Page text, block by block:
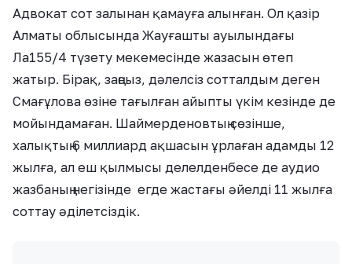
Адвокат сот залынан қамауға алынған. Ол қазір
Алматы облысында Жауғашты ауылындағы
Ла155/4 түзету мекемесінде жазасын өтеп
жатыр. Бірақ, заңсыз, дәлелсіз сотталдым деген
Смағұлова өзіне тағылған айыпты үкім кезінде де
мойындамаған. Шаймерденовтың сөзінше,
халықтың 6 миллиард ақшасын ұрлаған адамды 12
жылға, ал еш қылмысы делелденбесе де аудио
жазбаның негізінде егде жастағы әйелді 11 жылға
соттау әділетсіздік.